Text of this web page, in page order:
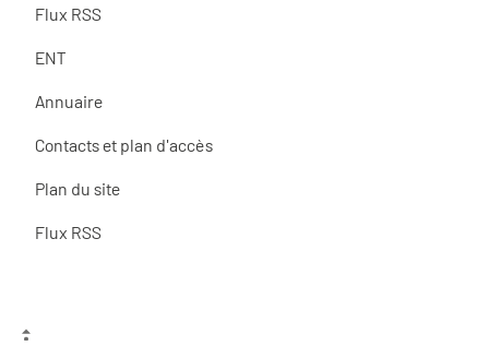
Flux RSS
ENT
Annuaire
Contacts et plan d'accès
Plan du site
Flux RSS